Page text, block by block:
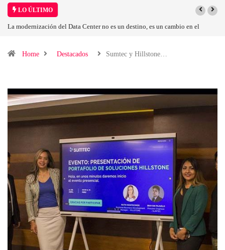
LO ÚLTIMO
el Los ingresos por semiconductores aumentarán más de un 94 % en 2026
Home Destacados Sumtec y Hillstone…